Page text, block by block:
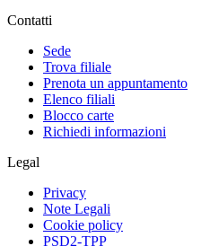
Contatti
Sede
Trova filiale
Prenota un appuntamento
Elenco filiali
Blocco carte
Richiedi informazioni
Legal
Privacy
Note Legali
Cookie policy
PSD2-TPP